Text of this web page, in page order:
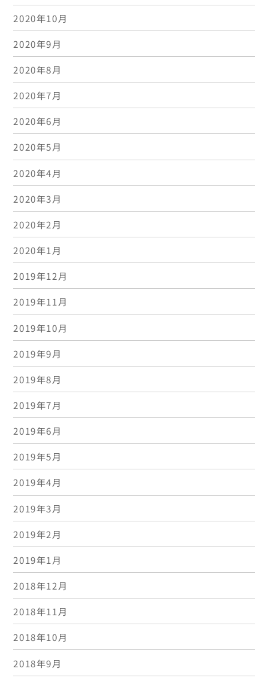
2020年10月
2020年9月
2020年8月
2020年7月
2020年6月
2020年5月
2020年4月
2020年3月
2020年2月
2020年1月
2019年12月
2019年11月
2019年10月
2019年9月
2019年8月
2019年7月
2019年6月
2019年5月
2019年4月
2019年3月
2019年2月
2019年1月
2018年12月
2018年11月
2018年10月
2018年9月